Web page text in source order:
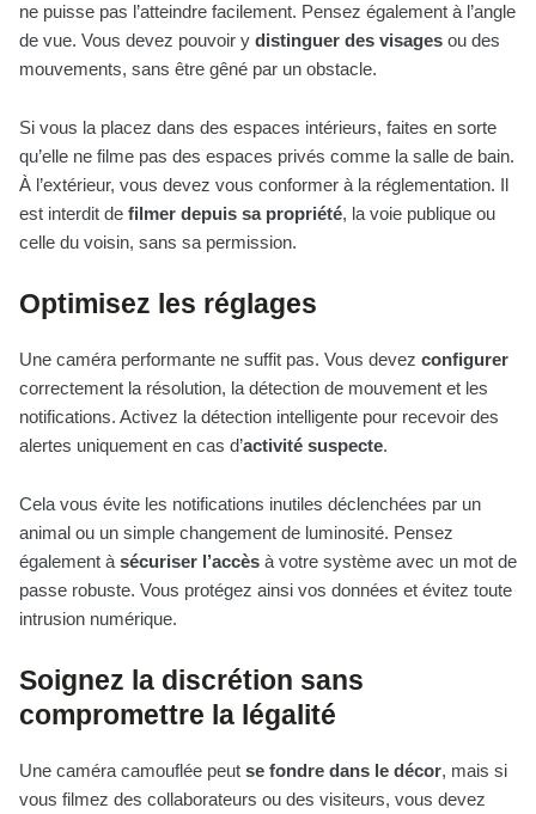
ne puisse pas l’atteindre facilement. Pensez également à l’angle
de vue. Vous devez pouvoir y distinguer des visages ou des
mouvements, sans être gêné par un obstacle.
Si vous la placez dans des espaces intérieurs, faites en sorte
qu’elle ne filme pas des espaces privés comme la salle de bain.
À l’extérieur, vous devez vous conformer à la réglementation. Il
est interdit de filmer depuis sa propriété, la voie publique ou
celle du voisin, sans sa permission.
Optimisez les réglages
Une caméra performante ne suffit pas. Vous devez configurer
correctement la résolution, la détection de mouvement et les
notifications. Activez la détection intelligente pour recevoir des
alertes uniquement en cas d’activité suspecte.
Cela vous évite les notifications inutiles déclenchées par un
animal ou un simple changement de luminosité. Pensez
également à sécuriser l’accès à votre système avec un mot de
passe robuste. Vous protégez ainsi vos données et évitez toute
intrusion numérique.
Soignez la discrétion sans
compromettre la légalité
Une caméra camouflée peut se fondre dans le décor, mais si
vous filmez des collaborateurs ou des visiteurs, vous devez